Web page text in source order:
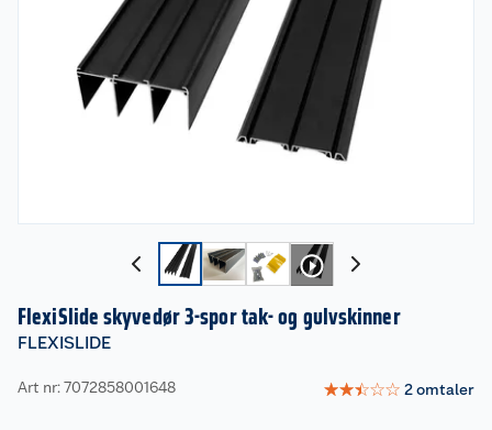
FlexiSlide skyvedør 3-spor tak- og gulvskinner
FLEXISLIDE
Art nr: 7072858001648 ☆☆☆☆☆ 2omtaler